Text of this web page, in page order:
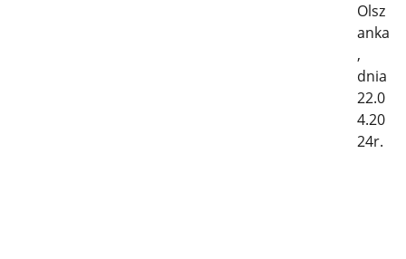
Olsz
anka
,
dnia
22.0
4.20
24r.